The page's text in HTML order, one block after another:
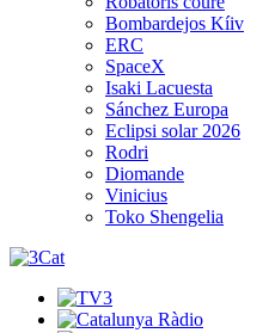
Bombardejos Kíiv
ERC
SpaceX
Isaki Lacuesta
Sánchez Europa
Eclipsi solar 2026
Rodri
Diomande
Vinicius
Toko Shengelia